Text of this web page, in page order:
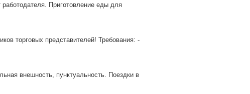
Приготовление еды для
торговых представителей! Требования: -
внешность, пунктуальность. Поездки в